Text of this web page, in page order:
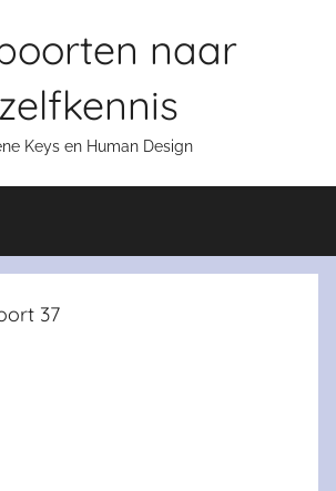
naar
zelfkennis
Keys en Human Design
37